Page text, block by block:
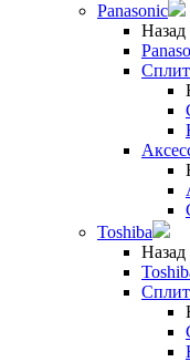
Panasonic
Назад
Toshiba
Назад